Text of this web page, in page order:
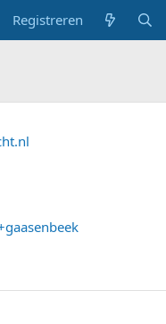
Registreren